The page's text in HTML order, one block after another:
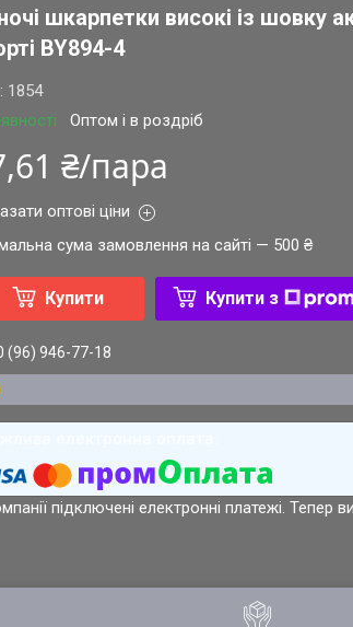
шкарпетки високі із шовку
BY894-4
Оптом і в роздріб
1854
₴/пара
оптові ціни
сума замовлення на сайті — 500 ₴
Купити Купити з
(96) 946-77-18
підключені електронні платежі.